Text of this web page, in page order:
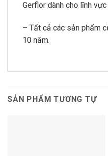
Gerflor dành cho lĩnh vực
– Tất cả các sản phẩm
10 năm.
SẢN PHẨM TƯƠNG TỰ